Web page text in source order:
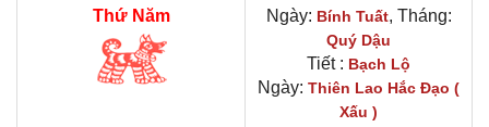
Thứ Năm Ngày: Bính Tuất, Tháng:
Quý Dậu
Tiết : Bạch Lộ
Ngày: Thiên Lao Hắc Đạo (
Xấu )